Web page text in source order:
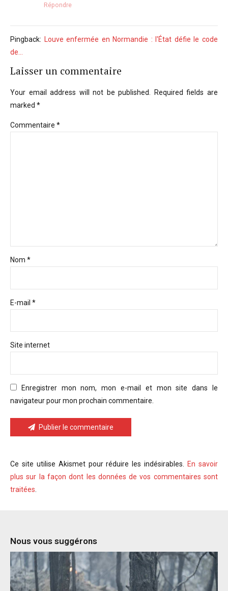
Répondre
Pingback:
Louve enfermée en Normandie : l'État défie le code
de…
Laisser un commentaire
Your email address will not be published. Required fields are
marked *
Commentaire *
Nom *
E-mail *
Site internet
Enregistrer mon nom, mon e-mail et mon site dans le
navigateur pour mon prochain commentaire.
Publier le commentaire
Ce site utilise Akismet pour réduire les indésirables. En savoir
plus sur la façon dont les données de vos commentaires sont
traitées.
Nous vous suggérons